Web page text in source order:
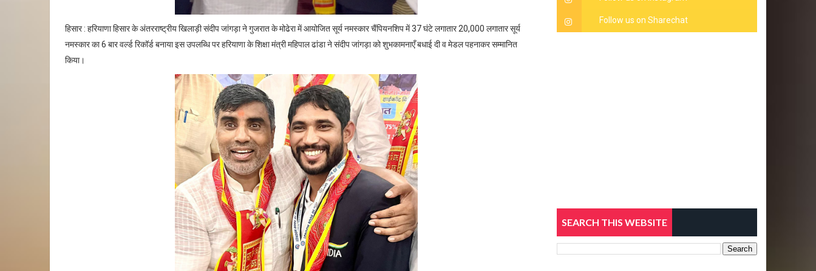
हिसार : हरियाणा हिसार के अंतरराष्ट्रीय खिलाड़ी संदीप जांगड़ा ने गुजरात के मोढेरा में आयोजित सूर्य नमस्कार चैंपियनशिप में 37 घंटे लगातार 20,000 लगातार सूर्य
नमस्कार का 6 बार वर्ल्ड रिकॉर्ड बनाया इस उपलब्धि पर हरियाणा के शिक्षा मंत्री महिपाल ढांडा ने संदीप जांगड़ा को शुभकामनाएँ बधाई दी व मेडल पहनाकर सम्मानित
किया।
SEARCH THIS WEBSITE